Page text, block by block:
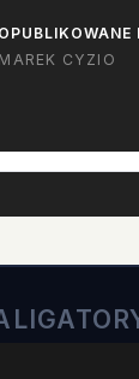
OPUBLIKOWANE
MAREK CYZIO